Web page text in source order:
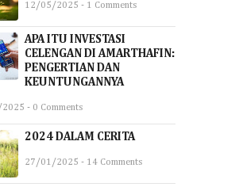
12/05/2025 - 1 Comments
APA ITU INVESTASI
CELENGAN DI AMARTHAFIN:
PENGERTIAN DAN
KEUNTUNGANNYA
- 0 Comments
2024 DALAM CERITA
27/01/2025 - 14 Comments